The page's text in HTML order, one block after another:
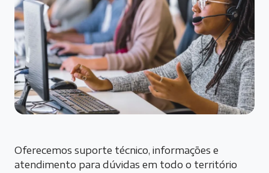
Oferecemos suporte técnico, informações e
atendimento para dúvidas em todo o território